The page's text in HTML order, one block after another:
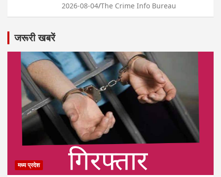
2026-08-04 The Crime Info Bureau
जरूरी खबरें
मध्य प्रदेश